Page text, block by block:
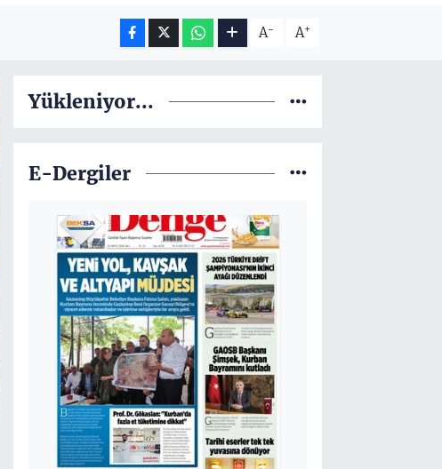
A- A+
Yükleniyor...
E-Dergiler